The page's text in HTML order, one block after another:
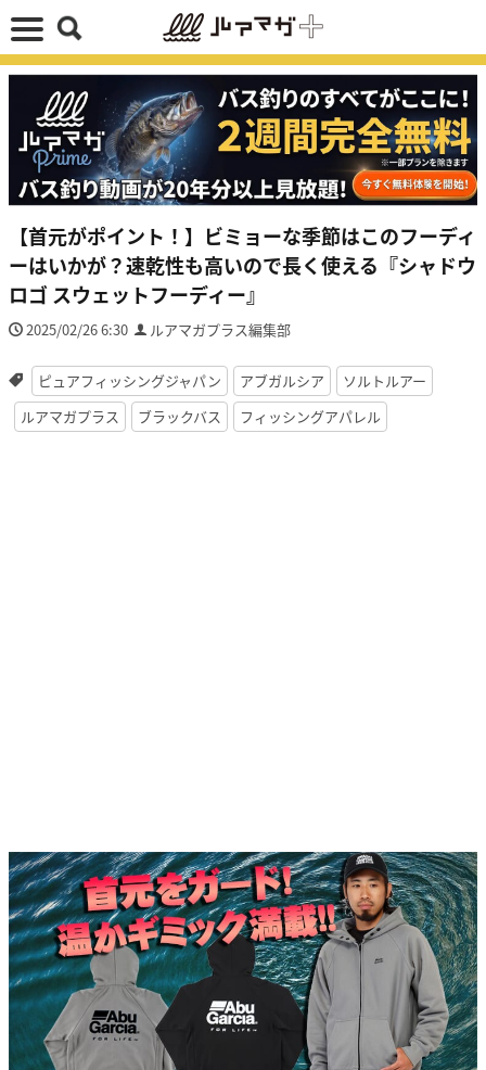
【首元がポイント！】ビミョーな季節はこのフーディ
ーはいかが？速乾性も高いので長く使える『シャドウ
ロゴ スウェットフーディー』
2025/02/26 6:30 ルアマガプラス編集部
ピュアフィッシングジャパン アブガルシア
ソルトルアー
ルアマガプラス
ブラックバス フィッシングアパレル